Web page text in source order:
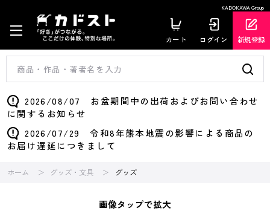
KADOKAWA Group
カート ログイン 新規登録
2026/08/07 お盆期間中の出荷およびお問い合わせ
に関するお知らせ
2026/07/29 令和8年熊本地震の影響による商品の
お届け遅延につきまして
ホーム グッズ・文具 グッズ
画像タップで拡大